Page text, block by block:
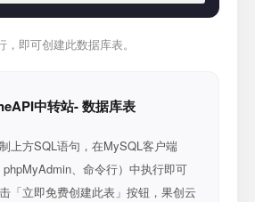
即可创建此数据库表。
中转站- 数据库表
上方SQL语句，在MySQL客户端
phpMyAdmin、命令行）中执行即可
「立即免费创建此表」按钮，果创云